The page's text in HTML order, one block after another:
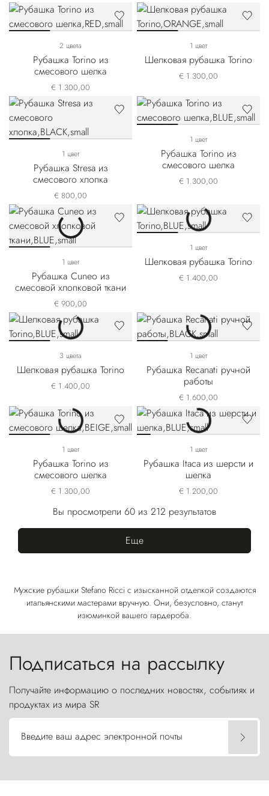
2 цвета
Рубашка Torino из
смесового шелка
€ 1.300,00
1 цвет
Шелковая рубашка Torino
€ 1.300,00
1 цвет
Рубашка Stresa из
смесового хлопка
€ 800,00
1 цвет
Рубашка Torino из
смесового шелка
€ 1.300,00
1 цвет
Рубашка Cuneo из
смесовой хлопковой ткани
€ 900,00
1 цвет
Шелковая рубашка Torino
€ 1.400,00
3 цвета
Шелковая рубашка Torino
€ 1.400,00
1 цвет
Рубашка Recanati ручной
работы
€ 1.600,00
1 цвет
Рубашка Torino из
смесового шелка
€ 1.300,00
1 цвет
Рубашка Itaca из шерсти и
шелка
€ 1.200,00
Вы просмотрели 60 из 212 результатов
Еще
Мужские рубашки Stefano Ricci с изысканной отделкой создаются
итальянскими мастерами вручную. Они, безусловно, станут
изюминкой вашего гардероба.
Подписаться на рассылку
Получайте информацию о последних новостях, событиях и
продуктах из мира SR
Введите ваш адрес электронной почты